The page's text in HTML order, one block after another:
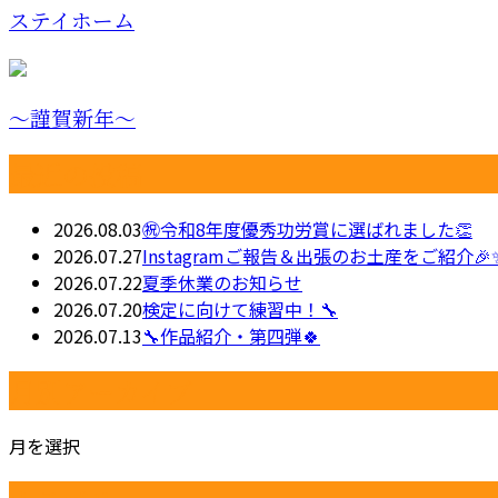
ステイホーム
～謹賀新年～
2026.08.03㊗令和8年度優秀功労賞に選ばれました👏
2026.07.27Instagramご報告＆出張のお土産をご紹介
2026.07.22夏季休業のお知らせ
2026.07.20検定に向けて練習中！🔧
2026.07.13🔧作品紹介・第四弾🍀
月を選択